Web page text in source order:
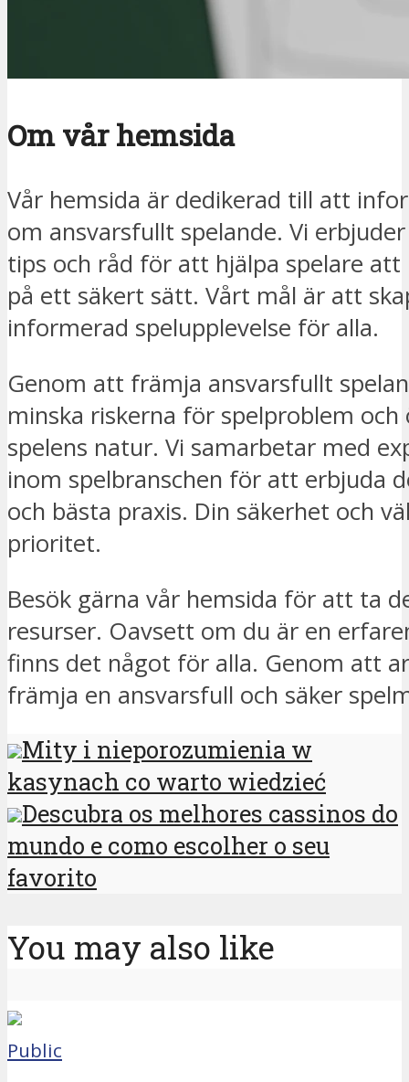
Om vår hemsida
Vår hemsida är dedikerad till att
om ansvarsfullt spelande. Vi
tips och råd för att hjälpa spelare att
på ett säkert sätt. Vårt mål är att
informerad spelupplevelse för alla.
Genom att främja ansvarsfullt
minska riskerna för spelproblem
spelens natur. Vi samarbetar med
inom spelbranschen för att erbjuda
och bästa praxis. Din säkerhet och
prioritet.
Besök gärna vår hemsida för att ta
resurser. Oavsett om du är en
finns det något för alla. Genom att
främja en ansvarsfull och säker
Mity i nieporozumienia w
kasynach co warto wiedzieć
Descubra os melhores cassinos do
mundo e como escolher o seu
favorito
You may also like
Public